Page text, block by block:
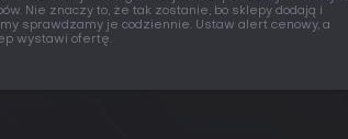
Nie znaczy to, że tak zostanie, bo sklepy dodają i
sprawdzamy je codziennie. Ustaw alert cenowy, a
wystawi ofertę.